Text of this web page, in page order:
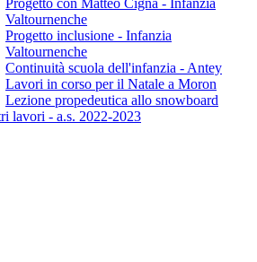
Progetto con Matteo Cigna - Infanzia
Valtournenche
Progetto inclusione - Infanzia
Valtournenche
Continuità scuola dell'infanzia - Antey
Lavori in corso per il Natale a Moron
Lezione propedeutica allo snowboard
lavori - a.s. 2022-2023